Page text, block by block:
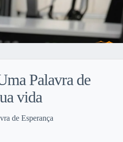
Palavra de
vida
de Esperança